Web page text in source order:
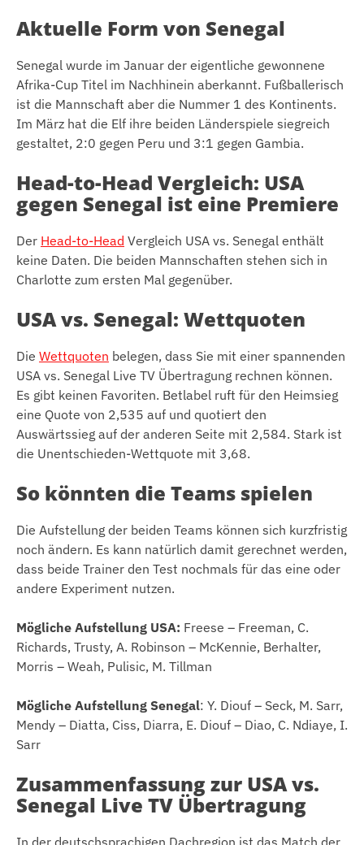
Aktuelle Form von Senegal
Senegal wurde im Januar der eigentliche gewonnene
Afrika-Cup Titel im Nachhinein aberkannt. Fußballerisch
ist die Mannschaft aber die Nummer 1 des Kontinents.
Im März hat die Elf ihre beiden Länderspiele siegreich
gestaltet, 2:0 gegen Peru und 3:1 gegen Gambia.
Head-to-Head Vergleich: USA
gegen Senegal ist eine Premiere
Der Head-to-Head Vergleich USA vs. Senegal enthält
keine Daten. Die beiden Mannschaften stehen sich in
Charlotte zum ersten Mal gegenüber.
USA vs. Senegal: Wettquoten
Die Wettquoten belegen, dass Sie mit einer spannenden
USA vs. Senegal Live TV Übertragung rechnen können.
Es gibt keinen Favoriten. Betlabel ruft für den Heimsieg
eine Quote von 2,535 auf und quotiert den
Auswärtssieg auf der anderen Seite mit 2,584. Stark ist
die Unentschieden-Wettquote mit 3,68.
So könnten die Teams spielen
Die Aufstellung der beiden Teams können sich kurzfristig
noch ändern. Es kann natürlich damit gerechnet werden,
dass beide Trainer den Test nochmals für das eine oder
andere Experiment nutzen.
Mögliche Aufstellung USA: Freese – Freeman, C.
Richards, Trusty, A. Robinson – McKennie, Berhalter,
Morris – Weah, Pulisic, M. Tillman
Mögliche Aufstellung Senegal: Y. Diouf – Seck, M. Sarr,
Mendy – Diatta, Ciss, Diarra, E. Diouf – Diao, C. Ndiaye, I.
Sarr
Zusammenfassung zur USA vs.
Senegal Live TV Übertragung
In der deutschsprachigen Dachregion ist das Match der